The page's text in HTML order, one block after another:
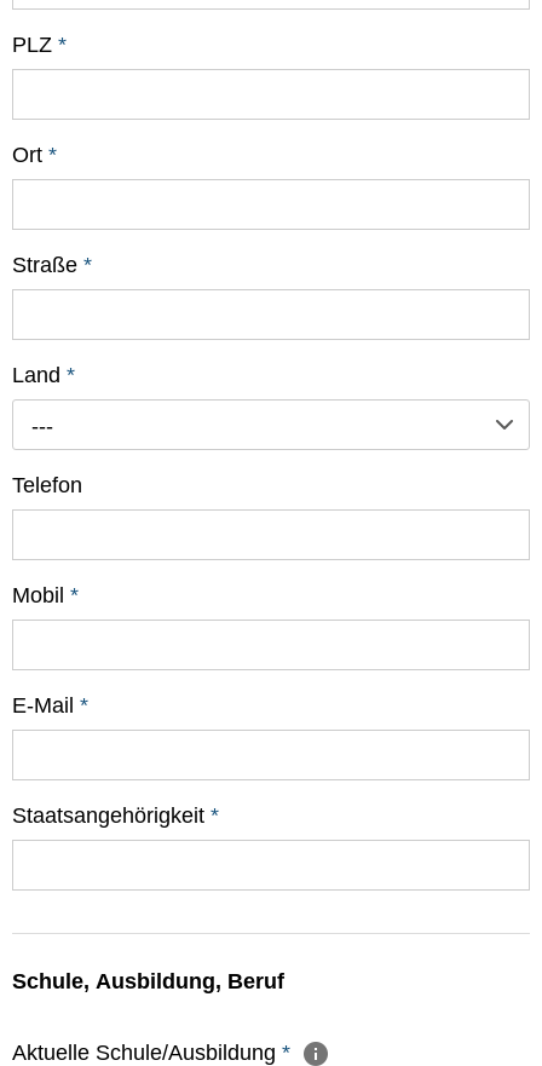
PLZ *
Ort *
Straße *
Land *
---
Telefon
Mobil *
E-Mail *
Staatsangehörigkeit *
Schule, Ausbildung, Beruf
Aktuelle Schule/Ausbildung *